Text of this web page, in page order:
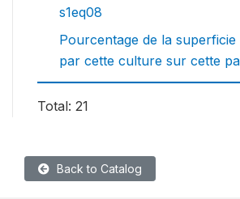
s1eq08
Pourcentage de la
par cette culture sur cette
Total: 21
Back to Catalog